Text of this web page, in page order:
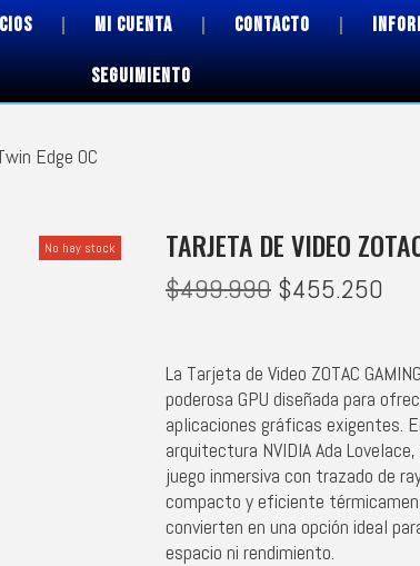
MI CUENTA CONTACTO
SEGUIMIENTO
Edge OC
No hay stock TARJETA DE VIDEO
$499.990 $455.250
La Tarjeta de Video ZOTAC
poderosa GPU diseñada para
aplicaciones gráficas exigentes.
arquitectura NVIDIA Ada
juego inmersiva con trazado de
compacto y eficiente
convierten en una opción ideal
espacio ni rendimiento.